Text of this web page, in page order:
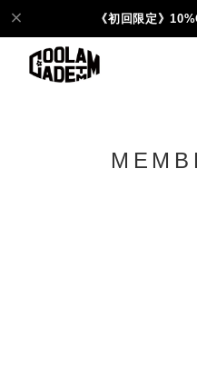
《初回限定》